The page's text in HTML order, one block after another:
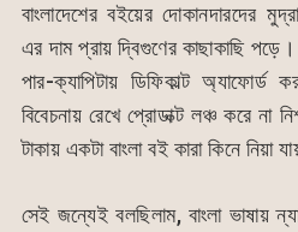
বাংলাদেশের বইয়ের দোকানদারদের
এর দাম প্রায় দ্বিগুণের কাছাকাছি
পার-ক্যাপিটায় ডিফিকাল্ট
বিবেচনায় রেখে প্রোডাক্ট লঞ্চ করে না
টাকায় একটা বাংলা বই কারা কিনে নিয়া
সেই জন্যেই বলছিলাম, বাংলা ভাষায়